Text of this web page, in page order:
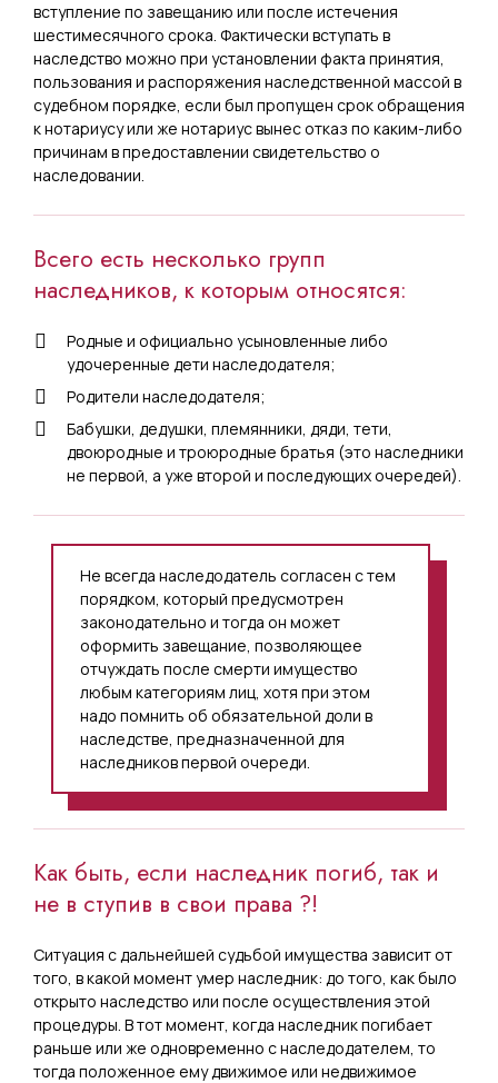
вступление по завещанию или после истечения
шестимесячного срока. Фактически вступать в
наследство можно при установлении факта принятия,
пользования и распоряжения наследственной массой в
судебном порядке, если был пропущен срок обращения
к нотариусу или же нотариус вынес отказ по каким-либо
причинам в предоставлении свидетельство о
наследовании.
Всего есть несколько групп
наследников, к которым относятся:
Родные и официально усыновленные либо
удочеренные дети наследодателя;
Родители наследодателя;
Бабушки, дедушки, племянники, дяди, тети,
двоюродные и троюродные братья (это наследники
не первой, а уже второй и последующих очередей).
Не всегда наследодатель согласен с тем
порядком, который предусмотрен
законодательно и тогда он может
оформить завещание, позволяющее
отчуждать после смерти имущество
любым категориям лиц, хотя при этом
надо помнить об обязательной доли в
наследстве, предназначенной для
наследников первой очереди.
Как быть, если наследник погиб, так и
не в ступив в свои права ?!
Ситуация с дальнейшей судьбой имущества зависит от
того, в какой момент умер наследник: до того, как было
открыто наследство или после осуществления этой
процедуры. В тот момент, когда наследник погибает
раньше или же одновременно с наследодателем, то
тогда положенное ему движимое или недвижимое